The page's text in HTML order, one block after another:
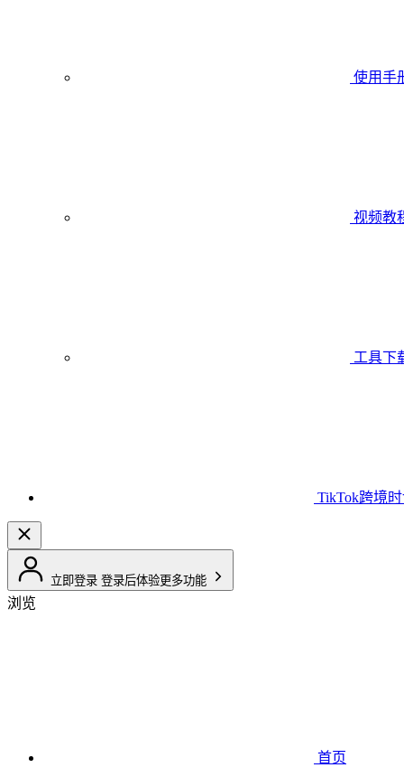
使用手
视频教
工具下
TikTok跨境
立即登录 登录后体验更多功能
浏览
首页